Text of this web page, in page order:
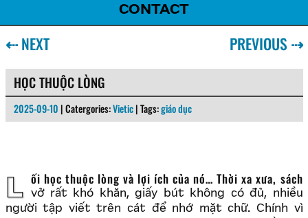
CONTACT
PREVIOUS ⇢
⇠NEXT
HỌC THUỘC LÒNG
2025-09-10 | Catergories:Vietic| Tags:giáo dục
Lối học thuộc lòng và lợi ích của nó… Thời xa xưa, sách
vở rất khó khăn, giấy bút không có đủ, nhiều
người tập viết trên cát để nhớ mặt chữ. Chính vì